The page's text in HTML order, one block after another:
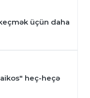
üçün daha
heç-heçə